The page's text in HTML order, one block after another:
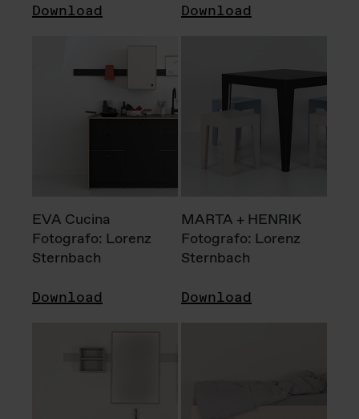
Download Download
EVA Cucina
Fotografo: Lorenz
Sternbach
Download
MARTA + HENRIK
Fotografo: Lorenz
Sternbach
Download